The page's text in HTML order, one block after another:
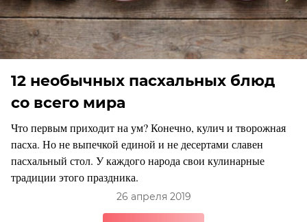
12 необычных пасхальных блюд
со всего мира
Что первым приходит на ум? Конечно, кулич и творожная
пасха. Но не выпечкой единой и не десертами славен
пасхальный стол. У каждого народа свои кулинарные
традиции этого праздника.
26 апреля 2019